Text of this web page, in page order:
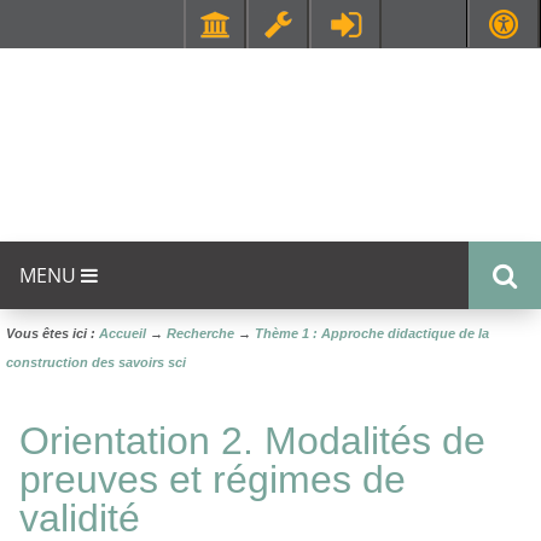
MENU
Vous êtes ici : Accueil→ Recherche → Thème 1 : Approche didactique de la
construction des savoirs sci
Orientation 2. Modalités de
preuves et régimes de
validité